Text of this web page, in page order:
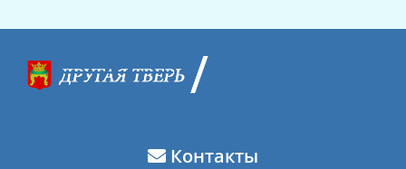
Контакты